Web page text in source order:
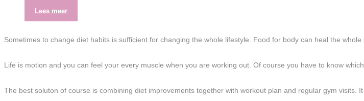
Lees meer
Sometimes to change diet habits is sufficient for changing the whole lifestyle. Food for body can heal the
Life is motion and you can feel your every muscle when you are working out. Of course you have to know
The best soluton of course is combining diet improvements together with workout plan and regular gym visits.